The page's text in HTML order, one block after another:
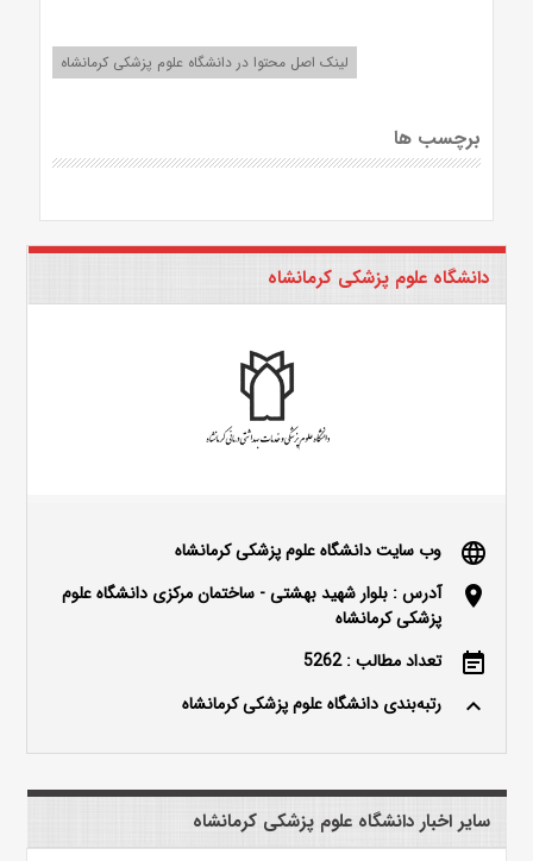
لینک اصل محتوا در دانشگاه علوم پزشکی کرمانشاه
برچسب ها
دانشگاه علوم پزشکی کرمانشاه
language وب سایت دانشگاه علوم پزشکی کرمانشاه
location_on
آدرس : بلوار شهید بهشتی - ساختمان مرکزی دانشگاه علوم
پزشکی کرمانشاه
event_note تعداد مطالب : 5262
keyboard_arrow_up رتبه‌بندی دانشگاه علوم پزشکی کرمانشاه
سایر اخبار دانشگاه علوم پزشکی کرمانشاه